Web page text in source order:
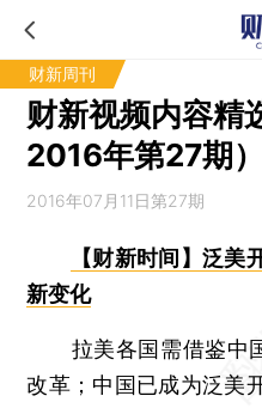
财新周刊
财新视频内容精
2016年第27期）
2016年07月11日第27期
【财新时间】泛美
新变化
拉美各国需借鉴中国
改革；中国已成为泛美